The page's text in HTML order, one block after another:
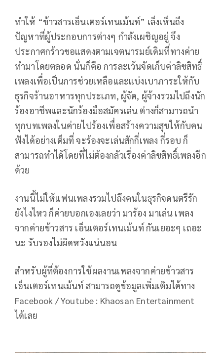
ทำให้ “ข้าวสารเอ็นเตอร์เทนเม้นท์” เล็งเห็นถึง
ปัญหาที่ผู้ประกอบการต่างๆ กำลังเผชิญอยู่ จึง
ประกาศกร้าวขอแสดงตามเจตนารมย์เดิมที่ทางค่าย
ทำมาโดยตลอด นั่นก็คือ การละเว้นจัดเก็บค่าลิขสิทธิ์
เพลงเพื่อเป็นการช่วยเหลือและแบ่งเบาภาระให้กับ
ธุรกิจร้านอาหารทุกประเภท, ผู้จัด, ผู้จ้างรวมไปถึงนัก
ร้องอาชีพและนักร้องมือสมัครเล่น ต่างก็สามารถนำ
ทุกบทเพลงในค่ายไปร้องเพื่อสร้างความสุขให้กับคน
ฟังได้อย่างเต็มที่ จะร้องจะเล่นสักกี่เพลง กี่รอบ ก็
สามารถทำได้โดยที่ไม่ต้องกลัวเรื่องค่าลิขสิทธิ์เพลงอีก
ด้วย
งานนี้ไม่ให้แฟนเพลงรวมไปถึงคนในธุรกิจดนตรีรัก
ยังไงไหว ก็ค่ายบอกเองเลยว่า มาร้อง มาเล่น เพลง
จากค่ายข้าวสาร เอ็นเตอร์เทนเม้นท์ กันเยอะๆ เถอะ
นะ รับรองไม่ผิดหวังแน่นอน
สำหรับผู้ที่ต้องการใช้ผลงานเพลงจากค่ายข้าวสาร
เอ็นเตอร์เทนเม้นท์ สามารถดูข้อมูลเพิ่มเติมได้ทาง
Facebook / Youtube : Khaosan Entertainment
ได้เลย